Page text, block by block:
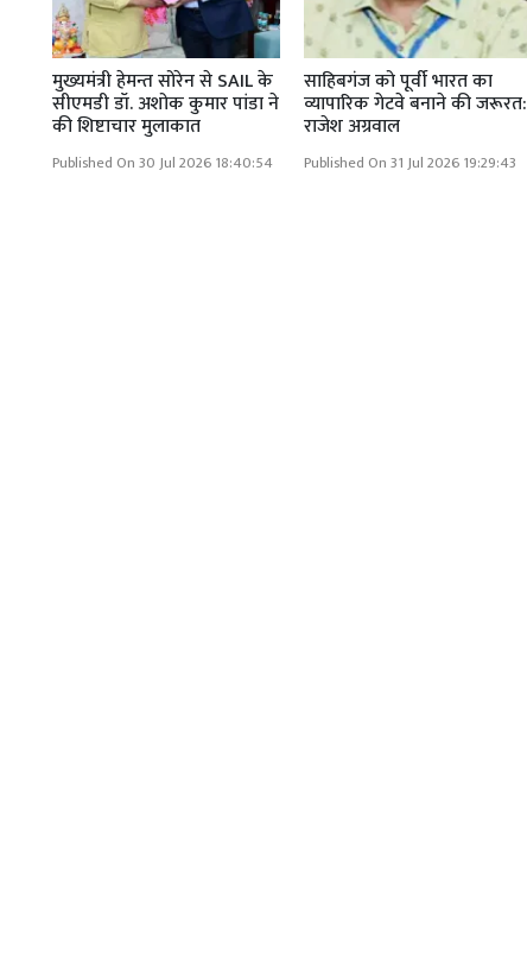
मुख्यमंत्री हेमन्त सोरेन से SAIL के
सीएमडी डॉ. अशोक कुमार पांडा ने
की शिष्टाचार मुलाकात
Published On 30 Jul 2026 18:40:54
साहिबगंज को पूर्वी भारत का
व्यापारिक गेटवे बनाने की जरूरत:
राजेश अग्रवाल
Published On 31 Jul 2026 19:29:43